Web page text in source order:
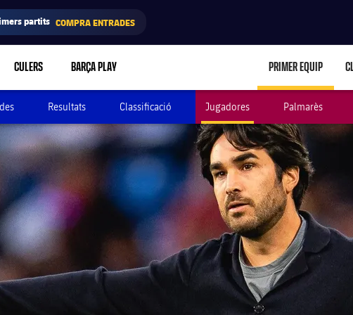
partits COMPRA ENTRADES
CULERS BARÇA PLAY PRIMER EQUIP
Resultats Classificació Jugadores Palmarès